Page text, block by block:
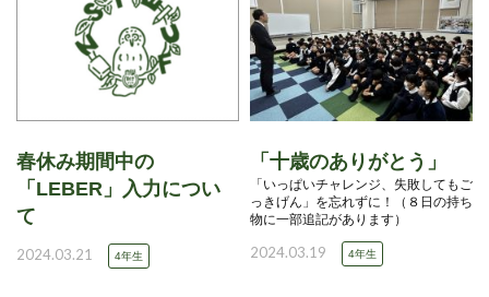
春休み期間中の
「LEBER」入力につい
て
2024.03.21 4年生
「十歳のありがとう」
「いっぱいチャレンジ、失敗してもご
っきげん」を忘れずに！（８日の持ち
物に一部追記があります）
2024.03.19 4年生